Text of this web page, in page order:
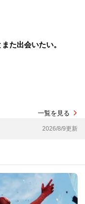
た出会いたい。
一覧を見る
2026/8/9更新